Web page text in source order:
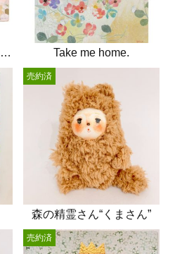
わたしはあなたの夢を見るでしょう Take me home.
森の精霊さん“くまさん”
売約済
売約済